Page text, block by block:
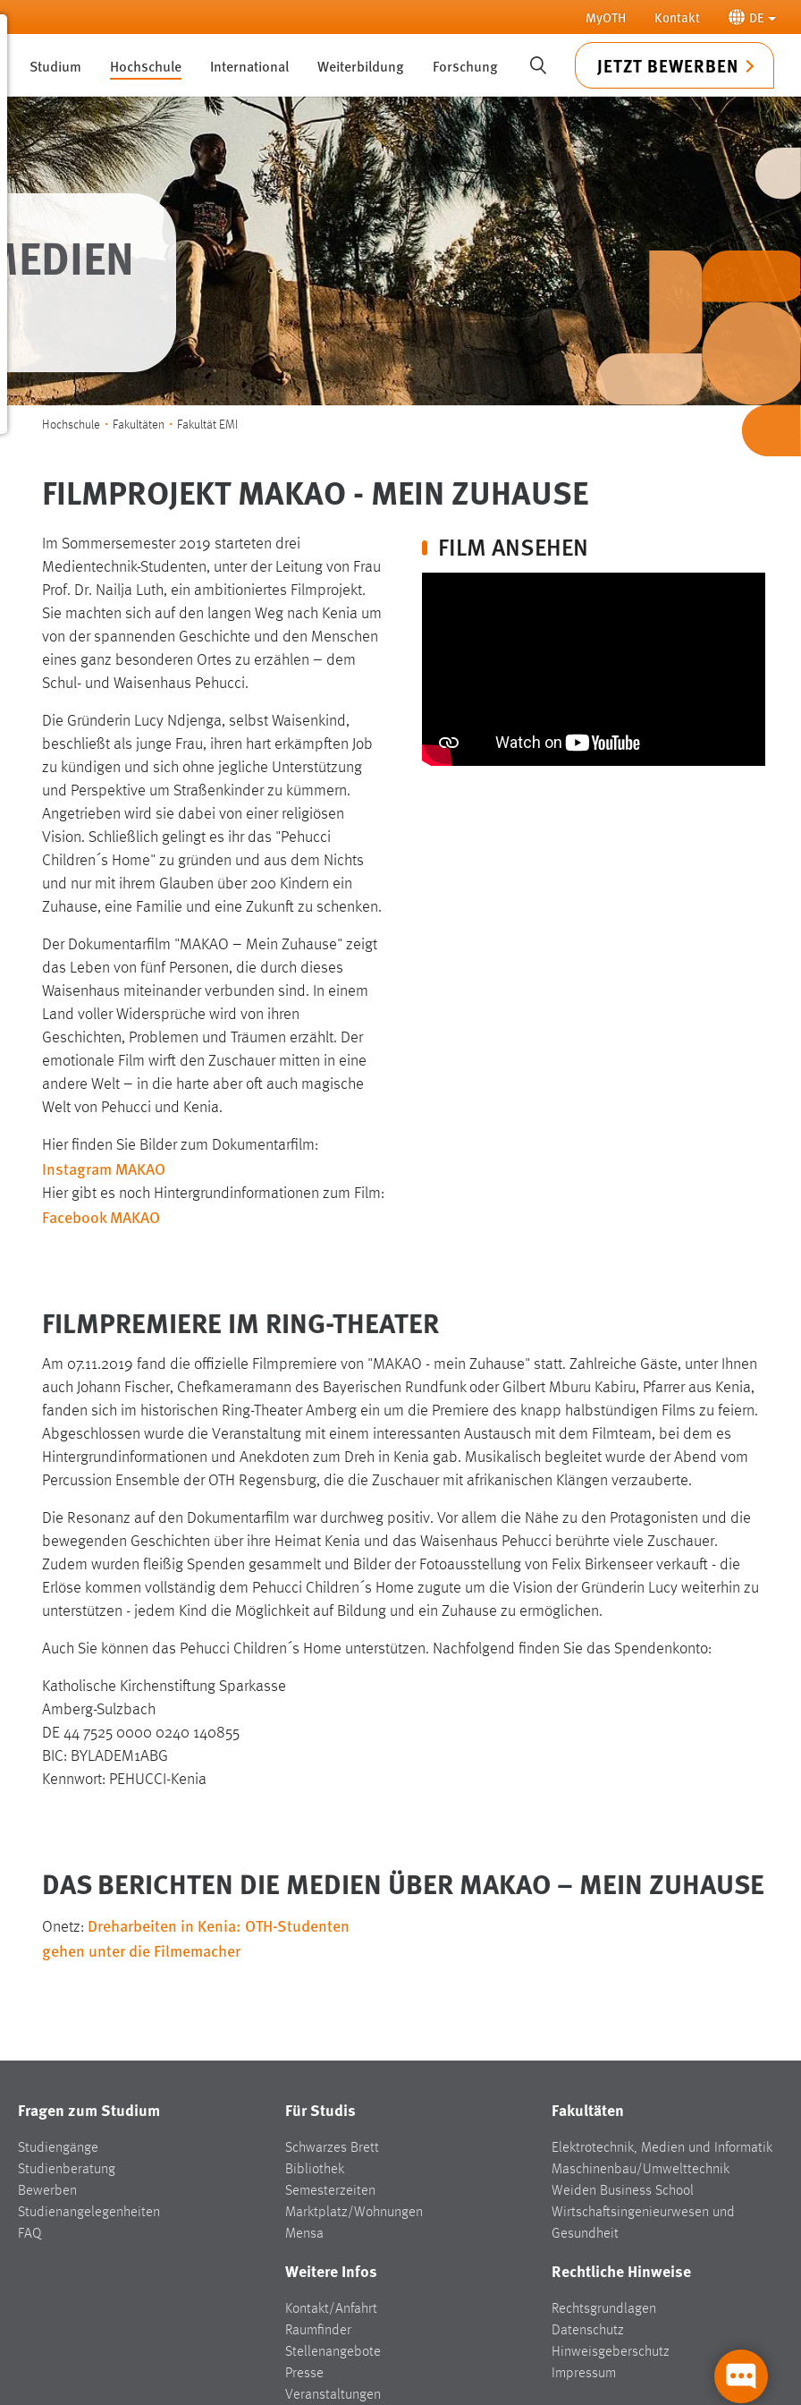
MyOTH Kontakt DE
Studium Hochschule International Weiterbildung Forschung SUCHE JETZT BEWERBEN
Sie sind hier:
Hochschule Fakultäten Fakultät EMI
FILMPROJEKT MAKAO - MEIN ZUHAUSE
Im Sommersemester 2019 starteten drei
Medientechnik-Studenten, unter der Leitung von Frau
Prof. Dr. Nailja Luth, ein ambitioniertes Filmprojekt.
Sie machten sich auf den langen Weg nach Kenia um
von der spannenden Geschichte und den Menschen
eines ganz besonderen Ortes zu erzählen – dem
Schul- und Waisenhaus Pehucci.
Die Gründerin Lucy Ndjenga, selbst Waisenkind,
beschließt als junge Frau, ihren hart erkämpften Job
zu kündigen und sich ohne jegliche Unterstützung
und Perspektive um Straßenkinder zu kümmern.
Angetrieben wird sie dabei von einer religiösen
Vision. Schließlich gelingt es ihr das "Pehucci
Children´s Home" zu gründen und aus dem Nichts
und nur mit ihrem Glauben über 200 Kindern ein
Zuhause, eine Familie und eine Zukunft zu schenken.
Der Dokumentarfilm "MAKAO – Mein Zuhause" zeigt
das Leben von fünf Personen, die durch dieses
Waisenhaus miteinander verbunden sind. In einem
Land voller Widersprüche wird von ihren
Geschichten, Problemen und Träumen erzählt. Der
emotionale Film wirft den Zuschauer mitten in eine
andere Welt – in die harte aber oft auch magische
Welt von Pehucci und Kenia.
Hier finden Sie Bilder zum Dokumentarfilm:
Instagram MAKAO
Hier gibt es noch Hintergrundinformationen zum Film:
Facebook MAKAO
FILM ANSEHEN
FILMPREMIERE IM RING-THEATER
Am 07.11.2019 fand die offizielle Filmpremiere von "MAKAO - mein Zuhause" statt. Zahlreiche Gäste, unter Ihnen
auch Johann Fischer, Chefkameramann des Bayerischen Rundfunk oder Gilbert Mburu Kabiru, Pfarrer aus Kenia,
fanden sich im historischen Ring-Theater Amberg ein um die Premiere des knapp halbstündigen Films zu feiern.
Abgeschlossen wurde die Veranstaltung mit einem interessanten Austausch mit dem Filmteam, bei dem es
Hintergrundinformationen und Anekdoten zum Dreh in Kenia gab. Musikalisch begleitet wurde der Abend vom
Percussion Ensemble der OTH Regensburg, die die Zuschauer mit afrikanischen Klängen verzauberte.
Die Resonanz auf den Dokumentarfilm war durchweg positiv. Vor allem die Nähe zu den Protagonisten und die
bewegenden Geschichten über ihre Heimat Kenia und das Waisenhaus Pehucci berührte viele Zuschauer.
Zudem wurden fleißig Spenden gesammelt und Bilder der Fotoausstellung von Felix Birkenseer verkauft - die
Erlöse kommen vollständig dem Pehucci Children´s Home zugute um die Vision der Gründerin Lucy weiterhin zu
unterstützen - jedem Kind die Möglichkeit auf Bildung und ein Zuhause zu ermöglichen.
Auch Sie können das Pehucci Children´s Home unterstützen. Nachfolgend finden Sie das Spendenkonto:
Katholische Kirchenstiftung Sparkasse
Amberg-Sulzbach
DE 44 7525 0000 0240 140855
BIC: BYLADEM1ABG
Kennwort: PEHUCCI-Kenia
DAS BERICHTEN DIE MEDIEN ÜBER MAKAO – MEIN ZUHAUSE
Onetz: Dreharbeiten in Kenia: OTH-Studenten
gehen unter die Filmemacher
Fragen zum Studium
Studiengänge
Studienberatung
Bewerben
Studienangelegenheiten
FAQ
Für Studis
Schwarzes Brett
Bibliothek
Semesterzeiten
Marktplatz/Wohnungen
Mensa
Fakultäten
Elektrotechnik, Medien und Informatik
Maschinenbau/Umwelttechnik
Weiden Business School
Wirtschaftsingenieurwesen und
Gesundheit
Weitere Infos
Kontakt/Anfahrt
Raumfinder
Stellenangebote
Presse
Veranstaltungen
Rechtliche Hinweise
Rechtsgrundlagen
Datenschutz
Hinweisgeberschutz
Impressum